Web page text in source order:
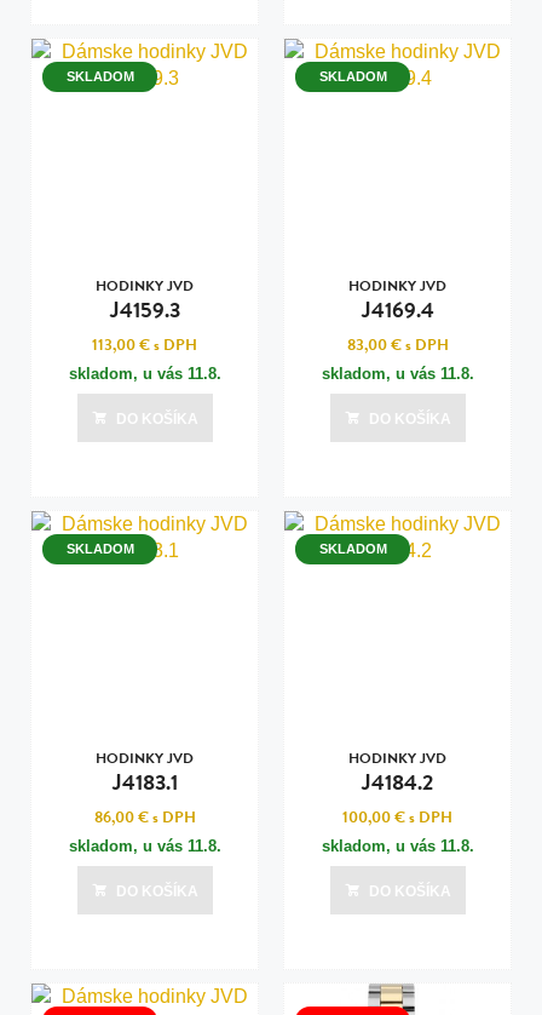
SKLADOM
HODINKY JVD
J4159.3
113,00 €s DPH
skladom, u vás 11.8.
DO KOŠÍKA
SKLADOM
HODINKY JVD
J4169.4
83,00 €s DPH
skladom, u vás 11.8.
DO KOŠÍKA
SKLADOM
HODINKY JVD
J4183.1
86,00 €s DPH
skladom, u vás 11.8.
DO KOŠÍKA
SKLADOM
HODINKY JVD
J4184.2
100,00 €s DPH
skladom, u vás 11.8.
DO KOŠÍKA